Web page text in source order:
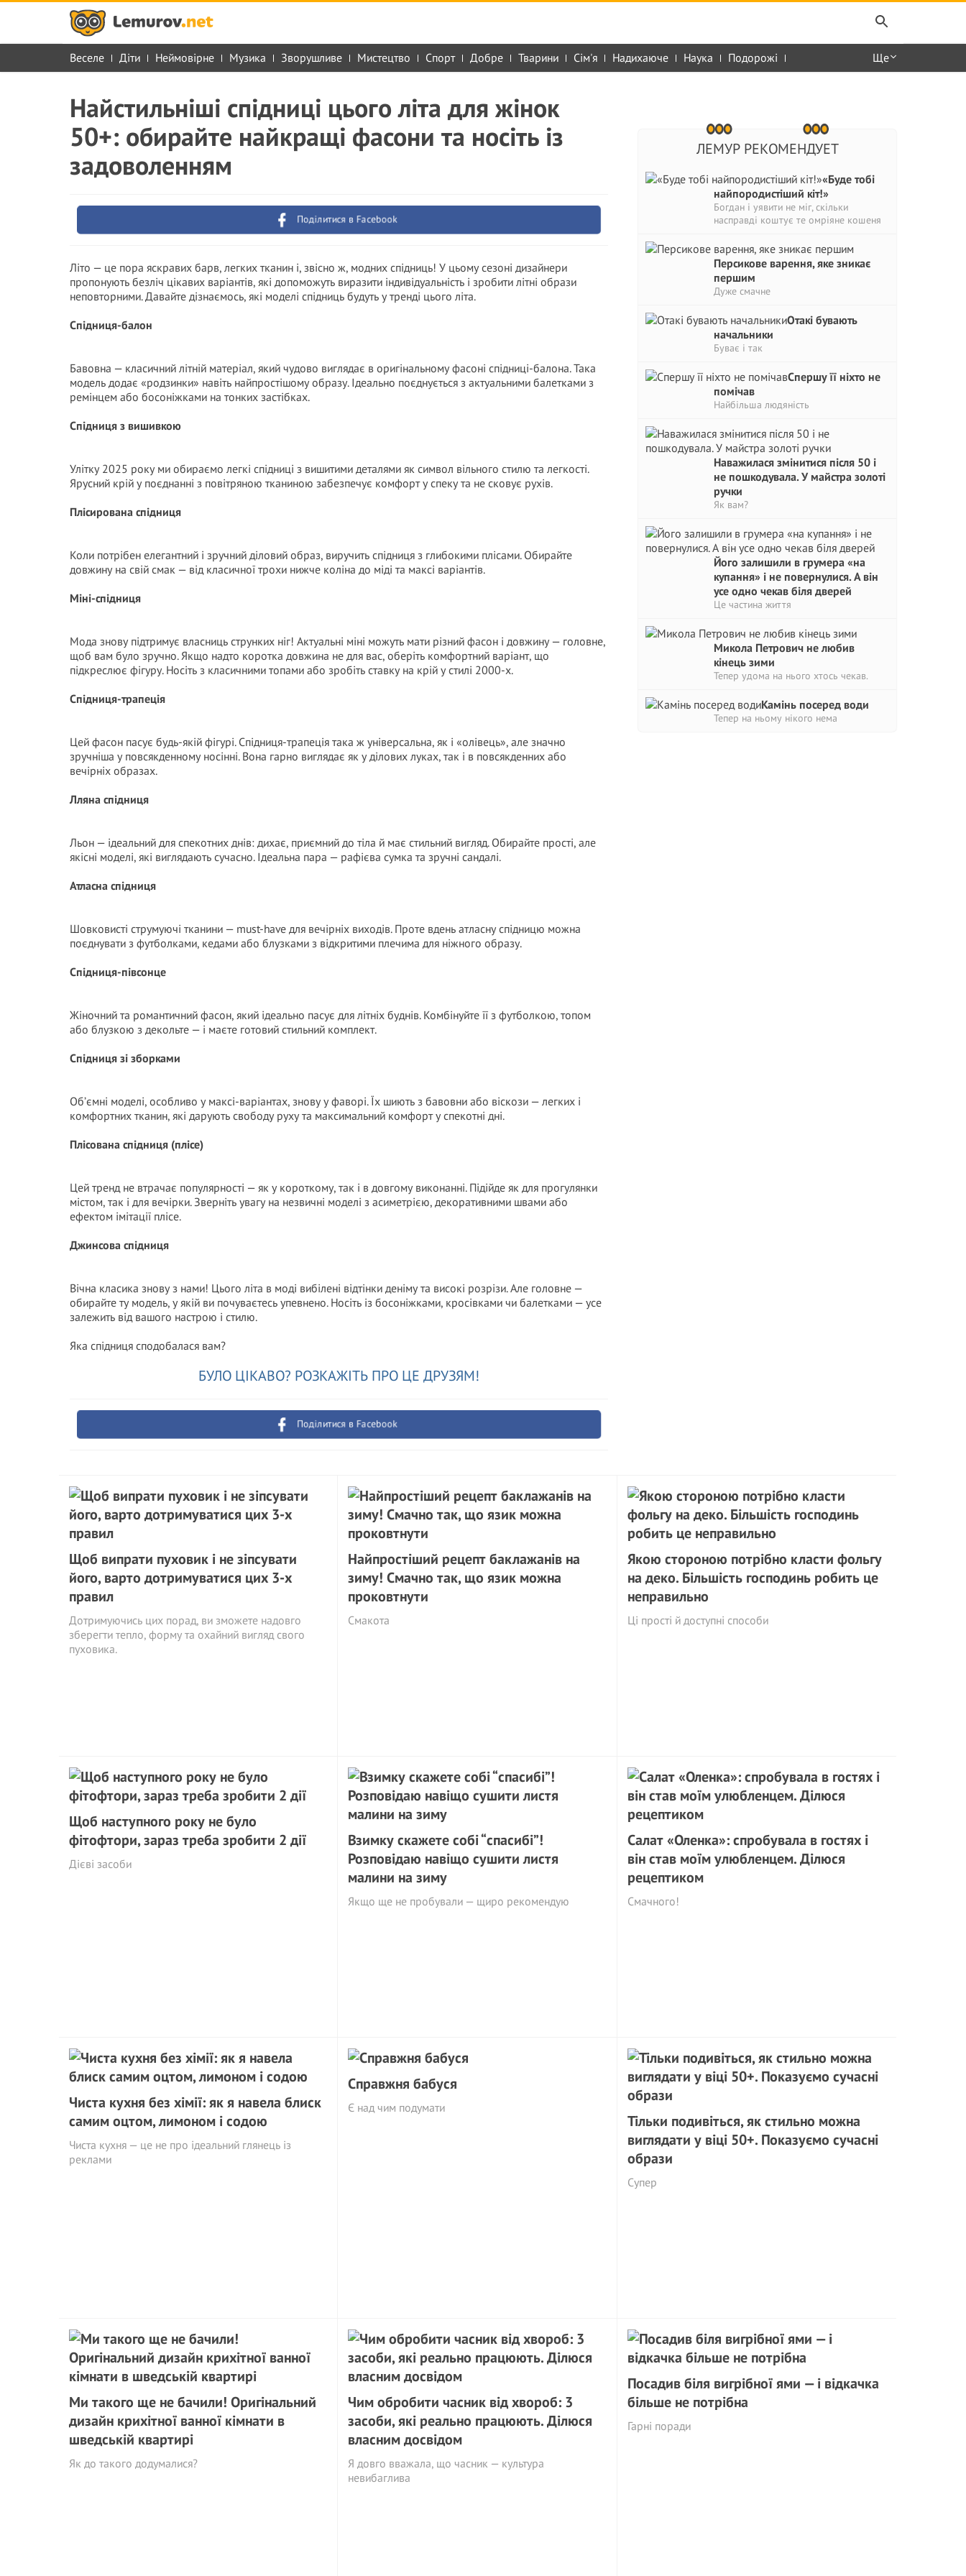
Веселе Діти Неймовірне Музика Зворушливе Мистецтво Спорт Добре Тварини Сім'я Надихаюче Наука Подорожі Ще
ЛЕМУР РЕКОМЕНДУЕТ
«Буде тобі
найпородистіший кіт!»
Богдан і уявити не міг, скільки
насправді коштує те омріяне кошеня
Персикове варення, яке зникає
першим
Дуже смачне
Отакі бувають
начальники
Буває і так
Спершу її ніхто не
помічав
Найбільша людяність
Наважилася змінитися після 50 і
не пошкодувала. У майстра золоті
ручки
Як вам?
Його залишили в грумера «на
купання» і не повернулися. А він
усе одно чекав біля дверей
Це частина життя
Микола Петрович не любив
кінець зими
Тепер удома на нього хтось чекав.
Камінь посеред води
Тепер на ньому нікого нема
Найстильніші спідниці цього літа для жінок
50+: обирайте найкращі фасони та носіть із
задоволенням
Поділитися в Facebook
Літо — це пора яскравих барв, легких тканин і, звісно ж, модних спідниць! У цьому сезоні дизайнери
пропонують безліч цікавих варіантів, які допоможуть виразити індивідуальність і зробити літні образи
неповторними. Давайте дізнаємось, які моделі спідниць будуть у тренді цього літа.
Спідниця-балон
Бавовна — класичний літній матеріал, який чудово виглядає в оригінальному фасоні спідниці-балона. Така
модель додає «родзинки» навіть найпростішому образу. Ідеально поєднується з актуальними балетками з
ремінцем або босоніжками на тонких застібках.
Спідниця з вишивкою
Улітку 2025 року ми обираємо легкі спідниці з вишитими деталями як символ вільного стилю та легкості.
Ярусний крій у поєднанні з повітряною тканиною забезпечує комфорт у спеку та не сковує рухів.
Плісирована спідниця
Коли потрібен елегантний і зручний діловий образ, виручить спідниця з глибокими плісами. Обирайте
довжину на свій смак — від класичної трохи нижче коліна до міді та максі варіантів.
Міні-спідниця
Мода знову підтримує власниць струнких ніг! Актуальні міні можуть мати різний фасон і довжину — головне,
щоб вам було зручно. Якщо надто коротка довжина не для вас, оберіть комфортний варіант, що
підкреслює фігуру. Носіть з класичними топами або зробіть ставку на крій у стилі 2000-х.
Спідниця-трапеція
Цей фасон пасує будь-якій фігурі. Спідниця-трапеція така ж універсальна, як і «олівець», але значно
зручніша у повсякденному носінні. Вона гарно виглядає як у ділових луках, так і в повсякденних або
вечірніх образах.
Лляна спідниця
Льон — ідеальний для спекотних днів: дихає, приємний до тіла й має стильний вигляд. Обирайте прості, але
якісні моделі, які виглядають сучасно. Ідеальна пара — рафієва сумка та зручні сандалі.
Атласна спідниця
Шовковисті струмуючі тканини — must-have для вечірніх виходів. Проте вдень атласну спідницю можна
поєднувати з футболками, кедами або блузками з відкритими плечима для ніжного образу.
Спідниця-півсонце
Жіночний та романтичний фасон, який ідеально пасує для літніх буднів. Комбінуйте її з футболкою, топом
або блузкою з декольте — і маєте готовий стильний комплект.
Спідниця зі зборками
Об’ємні моделі, особливо у максі-варіантах, знову у фаворі. Їх шиють з бавовни або віскози — легких і
комфортних тканин, які дарують свободу руху та максимальний комфорт у спекотні дні.
Плісована спідниця (плісе)
Цей тренд не втрачає популярності — як у короткому, так і в довгому виконанні. Підійде як для прогулянки
містом, так і для вечірки. Зверніть увагу на незвичні моделі з асиметрією, декоративними швами або
ефектом імітації плісе.
Джинсова спідниця
Вічна класика знову з нами! Цього літа в моді вибілені відтінки деніму та високі розрізи. Але головне —
обирайте ту модель, у якій ви почуваєтесь упевнено. Носіть із босоніжками, кросівками чи балетками — усе
залежить від вашого настрою і стилю.
Яка спідниця сподобалася вам?
БУЛО ЦІКАВО? РОЗКАЖІТЬ ПРО ЦЕ ДРУЗЯМ!
Поділитися в Facebook
Щоб випрати пуховик і не зіпсувати
його, варто дотримуватися цих 3-х
правил
Дотримуючись цих порад, ви зможете надовго
зберегти тепло, форму та охайний вигляд свого
пуховика.
Найпростіший рецепт баклажанів на
зиму! Смачно так, що язик можна
проковтнути
Смакота
Якою стороною потрібно класти фольгу
на деко. Більшість господинь робить це
неправильно
Ці прості й доступні способи
Щоб наступного року не було
фітофтори, зараз треба зробити 2 дії
Дієві засоби
Взимку скажете собі “спасибі”!
Розповідаю навіщо сушити листя
малини на зиму
Якщо ще не пробували — щиро рекомендую
Салат «Оленка»: спробувала в гостях і
він став моїм улюбленцем. Ділюся
рецептиком
Смачного!
Чиста кухня без хімії: як я навела блиск
самим оцтом, лимоном і содою
Чиста кухня — це не про ідеальний глянець із
реклами
Справжня бабуся
Є над чим подумати
Тільки подивіться, як стильно можна
виглядати у віці 50+. Показуємо сучасні
образи
Супер
Ми такого ще не бачили! Оригінальний
дизайн крихітної ванної кімнати в
шведській квартирі
Як до такого додумалися?
Чим обробити часник від хвороб: 3
засоби, які реально працюють. Ділюся
власним досвідом
Я довго вважала, що часник — культура
невибаглива
Посадив біля вигрібної ями — і відкачка
більше не потрібна
Гарні поради